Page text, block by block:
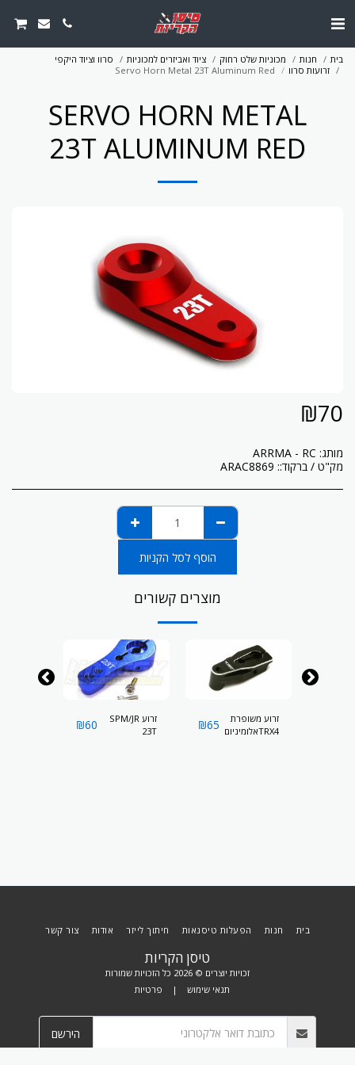
בית חנות מכוניות שלט רחוק ציוד ואביזרים למכוניות
סרוו וציוד היקפי
זרועות סרוו
Servo Horn Metal 23T Aluminum Red
SERVO HORN METAL
23T ALUMINUM RED
₪70
מותג: ARRMA - RC
מק"ט / ברקוד:: ARAC8869
הוסף לסל הקניות
מוצרים קשורים
זרוע משופרת
TRX4אלומיניום
₪65
זרוע SPM/JR
23T
₪60
טיסן הקריות
זכויות יוצרים © 2026 כל הזכויות שמורות
תנאי שימוש | פרטיות
בית חנות הפעלות טיסנאות חיתוך לייזר אודות צור קשר
הירשם